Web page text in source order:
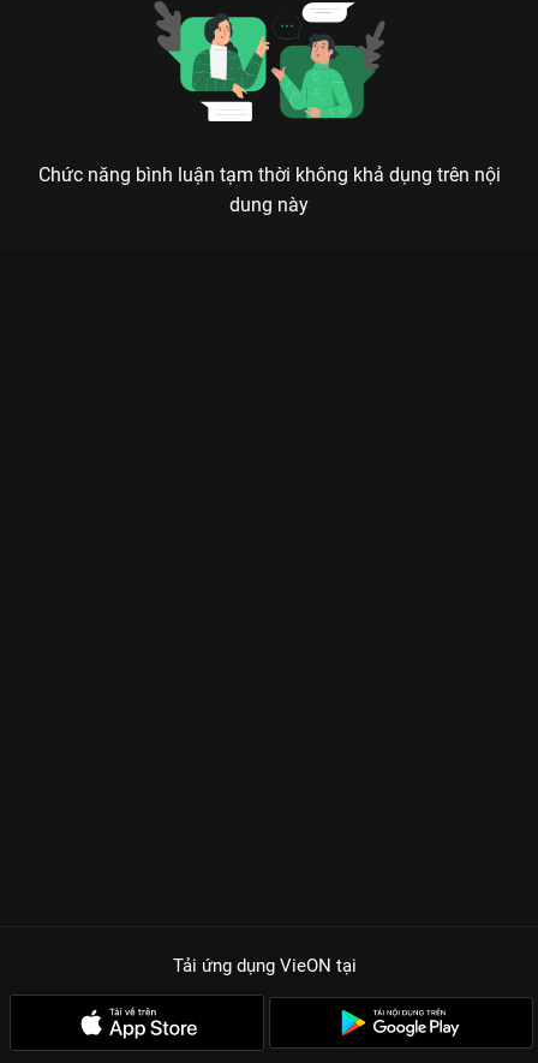
Chức năng bình luận tạm thời không khả dụng trên nội
dung này
Tải ứng dụng VieON tại